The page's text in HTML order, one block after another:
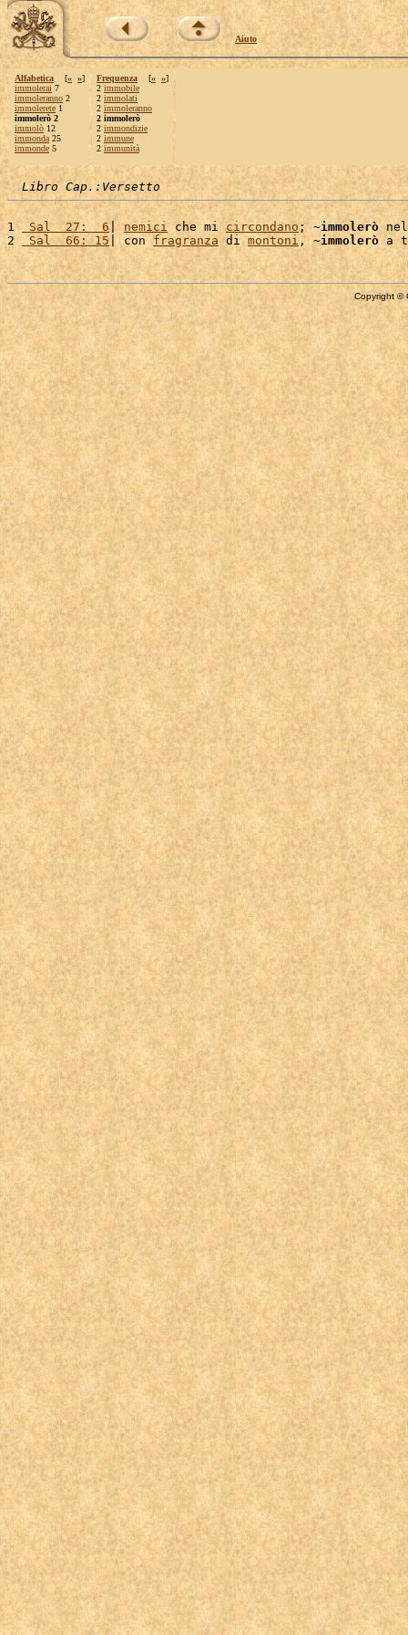
Aiuto
Alfabetica [« »]
immolerai 7
immoleranno 2
immolerete 1
immolerò 2
immolò 12
immonda 25
immonde 5
Frequenza [« »]
2 immobile
2 immolati
2 immoleranno
2 immolerò
2 immondizie
2 immune
2 immunità
Libro Cap.:Versetto
1 Sal  27:  6| nemici che mi circondano ; ~immolerò
2
Sal  66: 15 | con fragranza di montoni , ~immolerò a
Copyright ©